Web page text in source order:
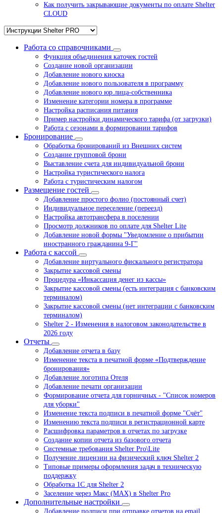
Как получить закрывающие документы по оплате Shelter
CLOUD
Работа со справочниками
Функция объединения каточек гостей
Создание новой организации
Добавление нового киоска
Добавление нового пользователя в программу
Добавление нового юр.лица-собственника
Изменение категории номера в программе
Настройка расписания питания
Пример настройки динамического тарифа (от загрузки)
Работа с сезонами в формировании тарифов
Бронирование
Обработка бронирований из Внешних систем
Создание групповой брони
Выставление счета для индивидуальной брони
Настройка туристического налога
Работа с туристическим налогом
Размещение гостей
Добавление простого фолио (постоянный счет)
Индивидуальное переселение (переезд)
Настройка автотрансфера в поселении
Просмотр должников по оплате для Shelter Lite
Добавление новой формы "Уведомление о прибытии
иностранного гражданина 9-Г"
Работа с кассой
Добавление виртуального фискального регистратора
Закрытие кассовой смены
Процедура «Инкассация денег из кассы»
Закрытие кассовой смены (есть интеграция с банковским
терминалом)
Закрытие кассовой смены (нет интеграции с банковским
терминалом)
Shelter 2 - Изменения в налоговом законодательстве в
2026 году
Отчеты
Добавление отчета в базу
Изменение текста в печатной форме «Подтверждение
бронирования»
Добавление логотипа Отеля
Добавление печати организации
Формирование отчета для горничных - "Список номеров
для уборки"
Изменение текста подписи в печатной форме "Счёт"
Изменению текста подписи в регистрационной карте
Расшифровка параметров в отчетах по загрузке
Создание копии отчета из базового отчета
Системные требования Shelter Pro\Lite
Получение лицензии на физический ключ Shelter 2
Типовые примеры оформления задач в техническую
поддержку
Обработка 1С для Shelter 2
Заселение через Макс (MAX) в Shelter Pro
Дополнительные настройки
Добавление подписи при отправке отчетов на email